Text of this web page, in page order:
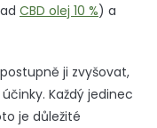
CBD olej 10 %) a
ji zvyšovat,
Každý jedinec
je důležité